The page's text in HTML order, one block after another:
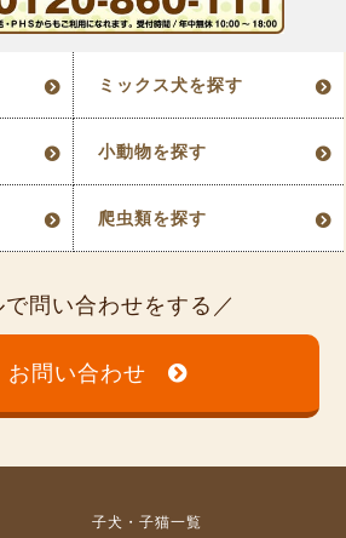
ミックス犬を探す
小動物を探す
爬虫類を探す
で問い合わせをする
お問い合わせ
子犬・子猫一覧